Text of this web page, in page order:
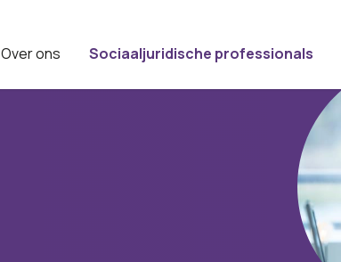
Over ons Sociaaljuridische professionals